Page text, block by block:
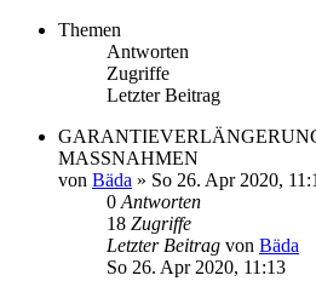
Themen
Antworten
Zugriffe
Letzter Beitrag
MASSNAHMEN
von Bäda » So 26. Apr 2020,
0 Antworten
18 Zugriffe
Letzter Beitrag von Bäda
So 26. Apr 2020, 11:13